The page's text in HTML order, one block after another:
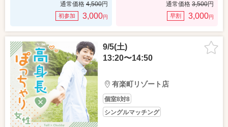
通常価格 4,500円
初参加 3,000円
通常価格 3,500円
早割 3,000円
9/5(土)
13:20〜14:50
有楽町リゾート店
個室8対8
シングルマッチング